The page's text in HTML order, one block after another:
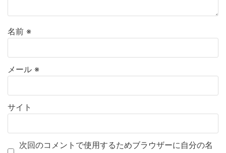
名前 ※
メール ※
サイト
次回のコメントで使用するためブラウザーに自分の名